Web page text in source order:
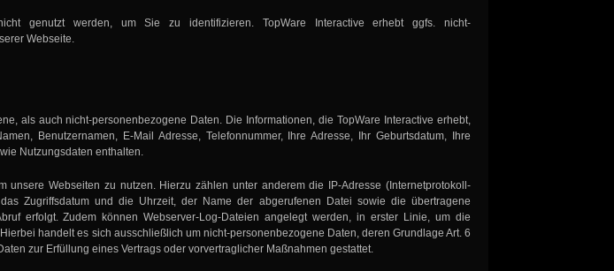
genutzt werden, um Sie zu identifizieren. TopWare Interactive erhebt ggfs. nicht-
Webseite.
als auch nicht-personenbezogene Daten. Die Informationen, die TopWare Interactive erhebt,
Benutzernamen, E-Mail Adresse, Telefonnummer, Ihre Adresse, Ihr Geburtsdatum, Ihre
Nutzungsdaten enthalten.
unsere Webseiten zu nutzen. Hierzu zählen unter anderem die IP-Adresse (Internetprotokoll-
Zugriffsdatum und die Uhrzeit, der Name der abgerufenen Datei sowie die übertragene
erfolgt. Zudem können Webserver-Log-Dateien angelegt werden, in erster Linie, um die
handelt es sich ausschließlich um nicht-personenbezogene Daten, deren Grundlage Art. 6
zur Erfüllung eines Vertrags oder vorvertraglicher Maßnahmen gestattet.